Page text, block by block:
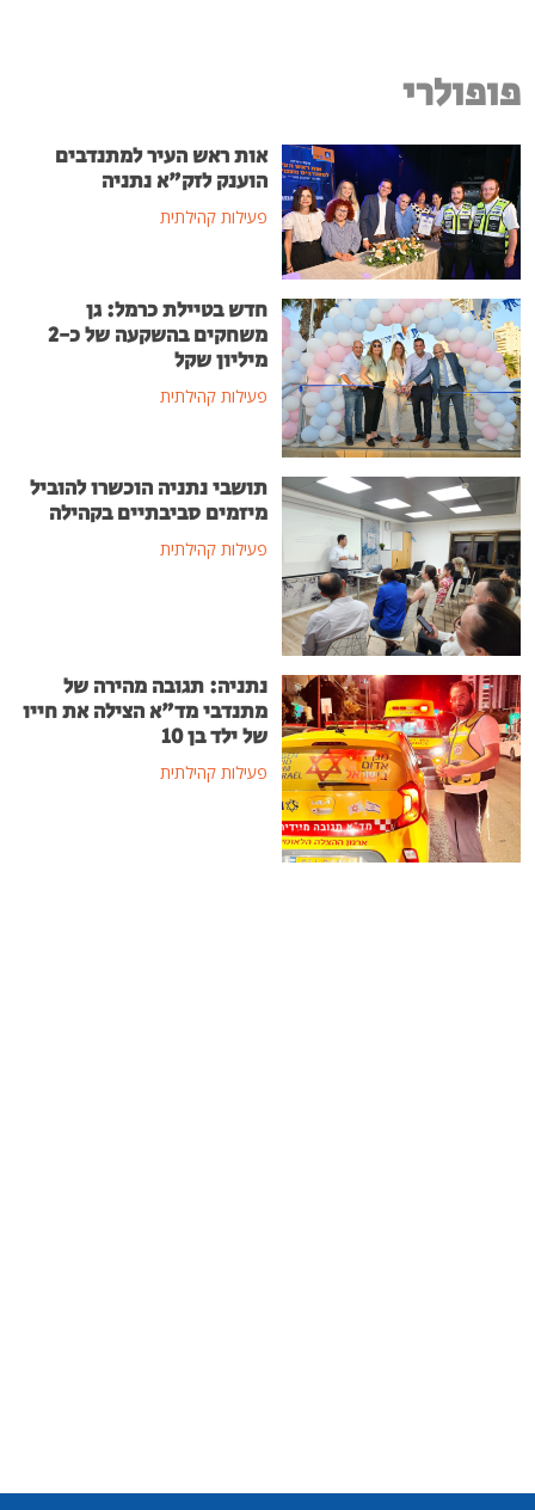
פופולרי
אות ראש העיר למתנדבים
הוענק לזק"א נתניה
פעילות קהילתית
חדש בטיילת כרמל: גן
משחקים בהשקעה של כ-2
מיליון שקל
פעילות קהילתית
תושבי נתניה הוכשרו להוביל
מיזמים סביבתיים בקהילה
פעילות קהילתית
נתניה: תגובה מהירה של
מתנדבי מד"א הצילה את חייו
של ילד בן 10
פעילות קהילתית